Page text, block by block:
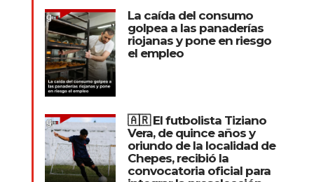
La caída del consumo
golpea a las panaderías
riojanas y pone en riesgo
el empleo
🇦🇷 El futbolista Tiziano
Vera, de quince años y
oriundo de la localidad de
Chepes, recibió la
convocatoria oficial para